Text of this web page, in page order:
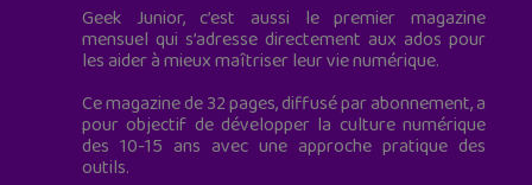
Geek Junior, c’est aussi le premier magazine
mensuel qui s’adresse directement aux ados pour
les aider à mieux maîtriser leur vie numérique.
Ce magazine de 32 pages, diffusé par abonnement, a
pour objectif de développer la culture numérique
des 10-15 ans avec une approche pratique des
outils.